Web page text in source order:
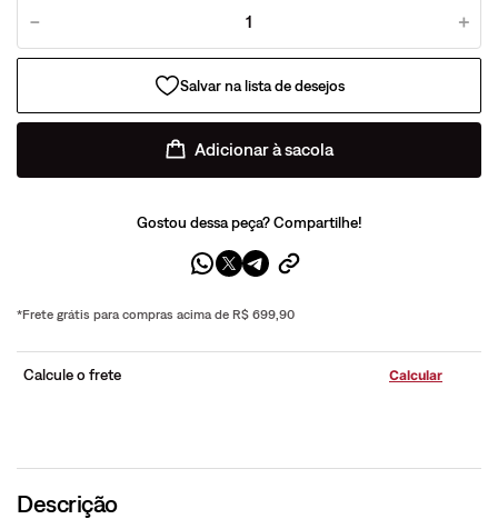
＋
－
Adicionar à sacola
Gostou dessa peça? Compartilhe!
*Frete grátis para compras acima de R$ 699,90
Calcule o frete
Descrição